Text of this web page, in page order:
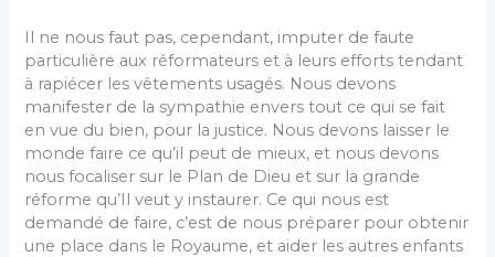
Il ne nous faut pas, cependant, imputer de faute
particulière aux réformateurs et à leurs efforts tendant
à rapiécer les vêtements usagés. Nous devons
manifester de la sympathie envers tout ce qui se fait
en vue du bien, pour la justice. Nous devons laisser le
monde faire ce qu’il peut de mieux, et nous devons
nous focaliser sur le Plan de Dieu et sur la grande
réforme qu’Il veut y instaurer. Ce qui nous est
demandé de faire, c’est de nous préparer pour obtenir
une place dans le Royaume, et aider les autres enfants